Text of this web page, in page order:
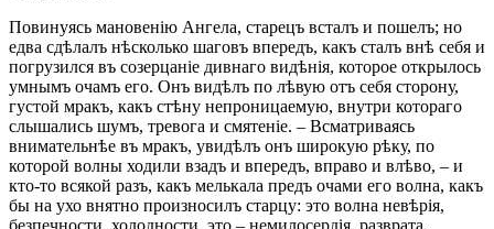
Повинуясь мановенію Ангела, старецъ всталъ и пошелъ; но
едва сдѣлалъ нѣсколько шаговъ впередъ, какъ сталъ внѣ себя и
погрузился въ созерцаніе дивнаго видѣнія, которое открылось
умнымъ очамъ его. Онъ видѣлъ по лѣвую отъ себя сторону,
густой мракъ, какъ стѣну непроницаемую, внутри котораго
слышались шумъ, тревога и смятеніе. – Всматриваясь
внимательнѣе въ мракъ, увидѣлъ онъ широкую рѣку, по
которой волны ходили взадъ и впередъ, вправо и влѣво, – и
кто-то всякой разъ, какъ мелькала предъ очами его волна, какъ
бы на ухо внятно произносилъ старцу: это волна невѣрія,
безпечности, холодности, это – немилосердія, разврата,